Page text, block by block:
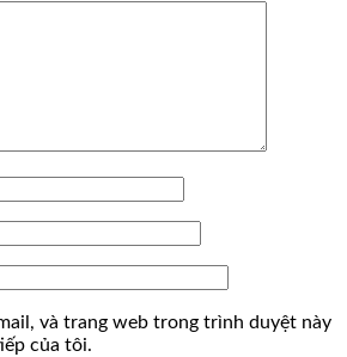
và trang web trong trình duyệt này
của tôi.